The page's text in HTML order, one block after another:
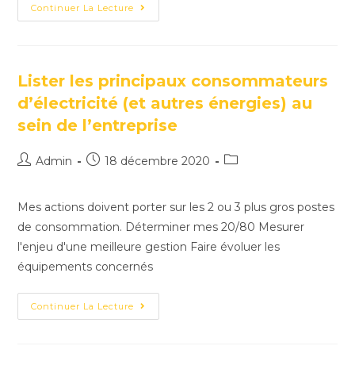
Continuer La Lecture
Lister les principaux consommateurs
d’électricité (et autres énergies) au
sein de l’entreprise
Admin 18 décembre 2020
Mes actions doivent porter sur les 2 ou 3 plus gros postes
de consommation. Déterminer mes 20/80 Mesurer
l'enjeu d'une meilleure gestion Faire évoluer les
équipements concernés
Continuer La Lecture